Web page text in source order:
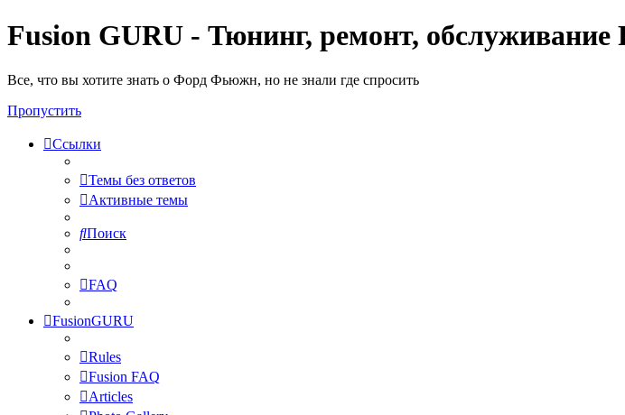
Fusion GURU - Тюнинг, ремонт, обслуживание
Все, что вы хотите знать о Форд Фьюжн, но не знали где спросить
Пропустить
Ссылки
Темы без ответов
Активные темы
Поиск
FAQ
FusionGURU
Rules
Fusion FAQ
Articles